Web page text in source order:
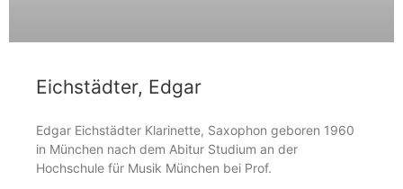
Eichstädter, Edgar
Edgar Eichstädter Klarinette, Saxophon geboren 1960
in München nach dem Abitur Studium an der
Hochschule für Musik München bei Prof.